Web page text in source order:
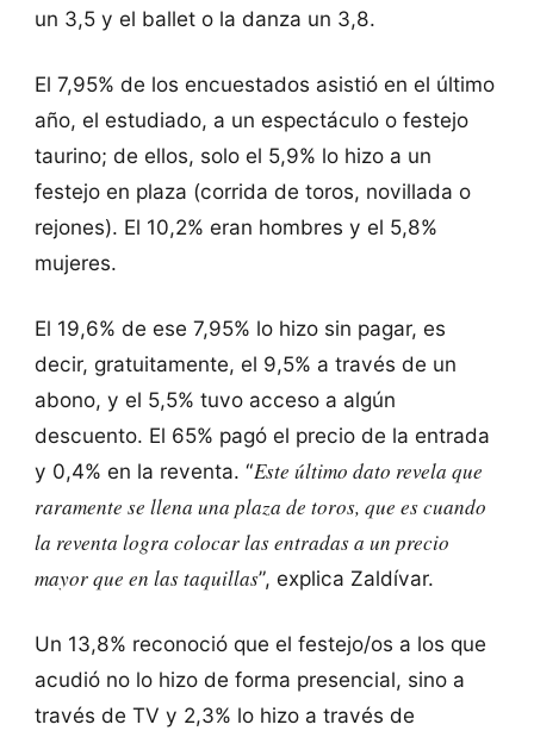
un 3,5 y el ballet o la danza un 3,8.
El 7,95% de los encuestados asistió en el último
año, el estudiado, a un espectáculo o festejo
taurino; de ellos, solo el 5,9% lo hizo a un
festejo en plaza (corrida de toros, novillada o
rejones). El 10,2% eran hombres y el 5,8%
mujeres.
El 19,6% de ese 7,95% lo hizo sin pagar, es
decir, gratuitamente, el 9,5% a través de un
abono, y el 5,5% tuvo acceso a algún
descuento. El 65% pagó el precio de la entrada
y 0,4% en la reventa. “Este último dato revela que
raramente se llena una plaza de toros, que es cuando
la reventa logra colocar las entradas a un precio
mayor que en las taquillas”, explica Zaldívar.
Un 13,8% reconoció que el festejo/os a los que
acudió no lo hizo de forma presencial, sino a
través de TV y 2,3% lo hizo a través de